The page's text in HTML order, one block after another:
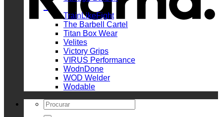
_
TrainLikeFight
The Barbell Cartel
Titan Box Wear
Velites
Victory Grips
VIRUS Performance
WodnDone
WOD Welder
Wodable
Search
for: